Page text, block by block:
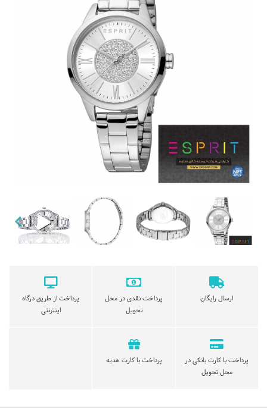
ارسال رایگان
پرداخت نقدی در محل
تحویل
پرداخت از طریق درگاه
اینترنتی
پرداخت با کارت بانکی در
محل تحویل
پرداخت با کارت هدیه